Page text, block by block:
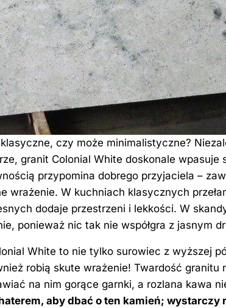
czy może minimalistyczne?
granit Colonial White doskonale wpasuje
przypomina dobrego przyjaciela –
wrażenie. W kuchniach klasycznych
dodaje przestrzeni i lekkości. W
ponieważ nic tak nie współgra z jasnym
White to nie tylko surowiec z wyższej
robią skute wrażenie! Twardość granitu
na nim gorące garnki, a rozlana kawa
aby dbać o ten kamień; wystarczy